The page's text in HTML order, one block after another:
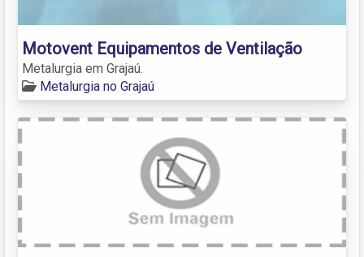
Motovent Equipamentos de Ventilação
Metalurgia em Grajaú.
Metalurgia no Grajaú